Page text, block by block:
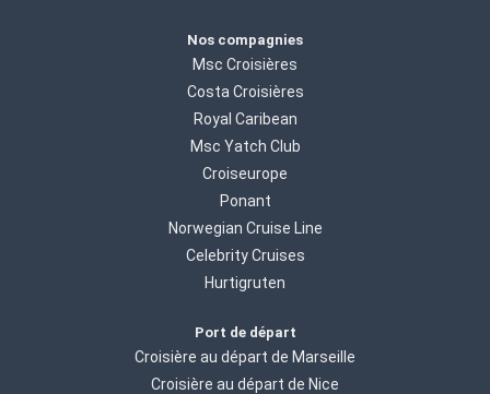
Nos compagnies
Msc Croisières
Costa Croisières
Royal Caribean
Msc Yatch Club
Croiseurope
Ponant
Norwegian Cruise Line
Celebrity Cruises
Hurtigruten
Port de départ
Croisière au départ de Marseille
Croisière au départ de Nice